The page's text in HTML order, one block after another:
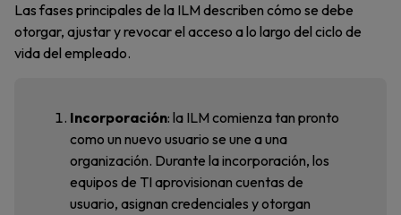
Las fases principales de la ILM describen cómo se debe
otorgar, ajustar y revocar el acceso a lo largo del ciclo de
vida del empleado.
Incorporación: la ILM comienza tan pronto
como un nuevo usuario se une a una
organización. Durante la incorporación, los
equipos de TI aprovisionan cuentas de
usuario, asignan credenciales y otorgan